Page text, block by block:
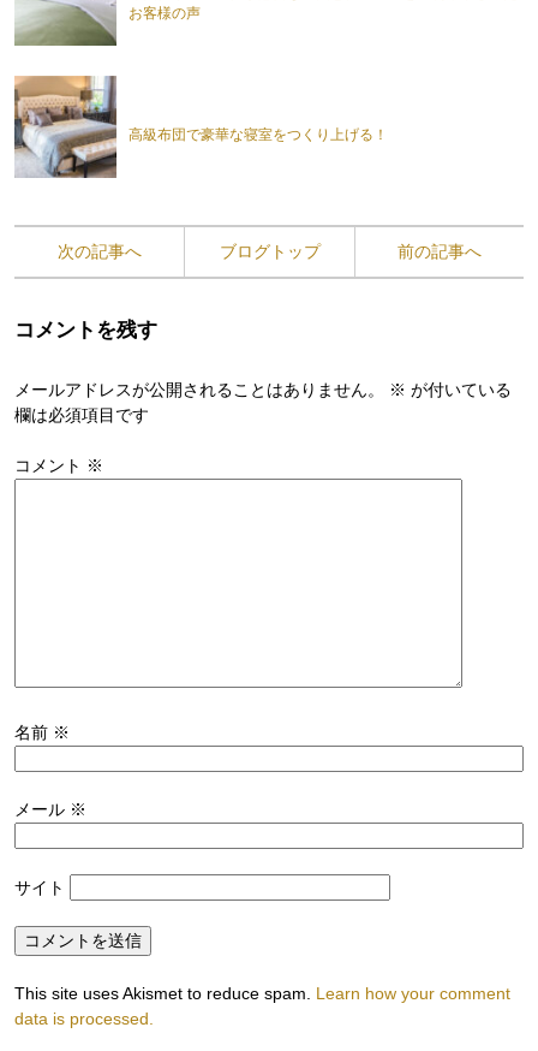
お客様の声
高級布団で豪華な寝室をつくり上げる！
次の記事へ ブログトップ 前の記事へ
コメントを残す
メールアドレスが公開されることはありません。 ※ が付いている
欄は必須項目です
コメント ※
名前 ※
メール ※
サイト
This site uses Akismet to reduce spam. Learn how your comment
data is processed.